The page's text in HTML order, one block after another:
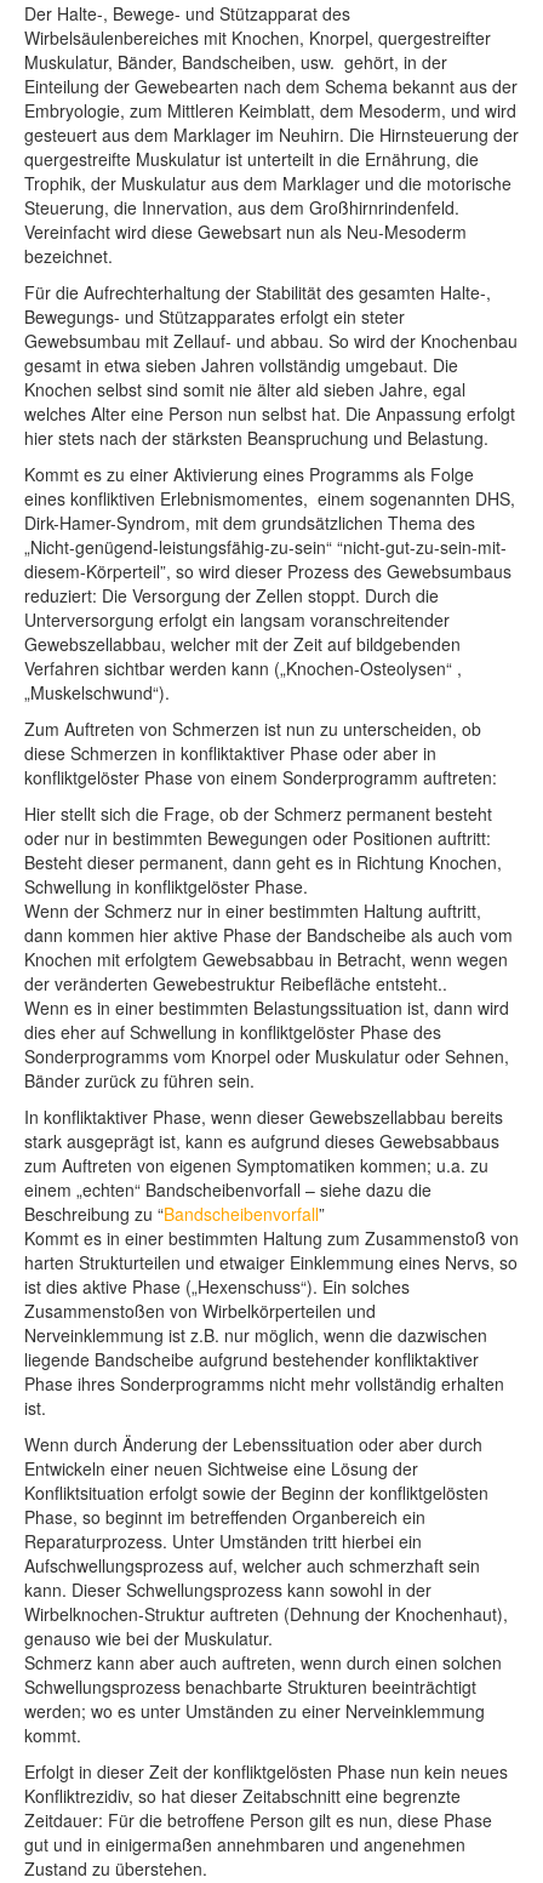
Der Halte-, Bewege- und Stützapparat des
Wirbelsäulenbereiches mit Knochen, Knorpel, quergestreifter
Muskulatur, Bänder, Bandscheiben, usw. gehört, in der
Einteilung der Gewebearten nach dem Schema bekannt aus der
Embryologie, zum Mittleren Keimblatt, dem Mesoderm, und wird
gesteuert aus dem Marklager im Neuhirn. Die Hirnsteuerung der
quergestreifte Muskulatur ist unterteilt in die Ernährung, die
Trophik, der Muskulatur aus dem Marklager und die motorische
Steuerung, die Innervation, aus dem Großhirnrindenfeld.
Vereinfacht wird diese Gewebsart nun als Neu-Mesoderm
bezeichnet.
Für die Aufrechterhaltung der Stabilität des gesamten Halte-,
Bewegungs- und Stützapparates erfolgt ein steter
Gewebsumbau mit Zellauf- und abbau. So wird der Knochenbau
gesamt in etwa sieben Jahren vollständig umgebaut. Die
Knochen selbst sind somit nie älter ald sieben Jahre, egal
welches Alter eine Person nun selbst hat. Die Anpassung erfolgt
hier stets nach der stärksten Beanspruchung und Belastung.
Kommt es zu einer Aktivierung eines Programms als Folge
eines konfliktiven Erlebnismomentes, einem sogenannten DHS,
Dirk-Hamer-Syndrom, mit dem grundsätzlichen Thema des
„Nicht-genügend-leistungsfähig-zu-sein“ “nicht-gut-zu-sein-mit-
diesem-Körperteil”, so wird dieser Prozess des Gewebsumbaus
reduziert: Die Versorgung der Zellen stoppt. Durch die
Unterversorgung erfolgt ein langsam voranschreitender
Gewebszellabbau, welcher mit der Zeit auf bildgebenden
Verfahren sichtbar werden kann („Knochen-Osteolysen“ ,
„Muskelschwund“).
Zum Auftreten von Schmerzen ist nun zu unterscheiden, ob
diese Schmerzen in konfliktaktiver Phase oder aber in
konfliktgelöster Phase von einem Sonderprogramm auftreten:
Hier stellt sich die Frage, ob der Schmerz permanent besteht
oder nur in bestimmten Bewegungen oder Positionen auftritt:
Besteht dieser permanent, dann geht es in Richtung Knochen,
Schwellung in konfliktgelöster Phase.
Wenn der Schmerz nur in einer bestimmten Haltung auftritt,
dann kommen hier aktive Phase der Bandscheibe als auch vom
Knochen mit erfolgtem Gewebsabbau in Betracht, wenn wegen
der veränderten Gewebestruktur Reibefläche entsteht..
Wenn es in einer bestimmten Belastungssituation ist, dann wird
dies eher auf Schwellung in konfliktgelöster Phase des
Sonderprogramms vom Knorpel oder Muskulatur oder Sehnen,
Bänder zurück zu führen sein.
In konfliktaktiver Phase, wenn dieser Gewebszellabbau bereits
stark ausgeprägt ist, kann es aufgrund dieses Gewebsabbaus
zum Auftreten von eigenen Symptomatiken kommen; u.a. zu
einem „echten“ Bandscheibenvorfall – siehe dazu die
Beschreibung zu “Bandscheibenvorfall”
Kommt es in einer bestimmten Haltung zum Zusammenstoß von
harten Strukturteilen und etwaiger Einklemmung eines Nervs, so
ist dies aktive Phase („Hexenschuss“). Ein solches
Zusammenstoßen von Wirbelkörperteilen und
Nerveinklemmung ist z.B. nur möglich, wenn die dazwischen
liegende Bandscheibe aufgrund bestehender konfliktaktiver
Phase ihres Sonderprogramms nicht mehr vollständig erhalten
ist.
Wenn durch Änderung der Lebenssituation oder aber durch
Entwickeln einer neuen Sichtweise eine Lösung der
Konfliktsituation erfolgt sowie der Beginn der konfliktgelösten
Phase, so beginnt im betreffenden Organbereich ein
Reparaturprozess. Unter Umständen tritt hierbei ein
Aufschwellungsprozess auf, welcher auch schmerzhaft sein
kann. Dieser Schwellungsprozess kann sowohl in der
Wirbelknochen-Struktur auftreten (Dehnung der Knochenhaut),
genauso wie bei der Muskulatur.
Schmerz kann aber auch auftreten, wenn durch einen solchen
Schwellungsprozess benachbarte Strukturen beeinträchtigt
werden; wo es unter Umständen zu einer Nerveinklemmung
kommt.
Erfolgt in dieser Zeit der konfliktgelösten Phase nun kein neues
Konfliktrezidiv, so hat dieser Zeitabschnitt eine begrenzte
Zeitdauer: Für die betroffene Person gilt es nun, diese Phase
gut und in einigermaßen annehmbaren und angenehmen
Zustand zu überstehen.